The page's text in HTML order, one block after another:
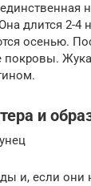
длится 2-4
осенью.
и
и, если они